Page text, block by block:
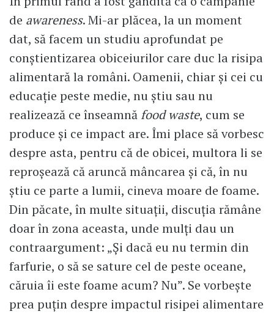
de awareness. Mi-ar plăcea, la un moment
dat, să facem un studiu aprofundat pe
conștientizarea obiceiurilor care duc la risipa
alimentară la români. Oamenii, chiar și cei cu
educație peste medie, nu știu sau nu
realizează ce înseamnă food waste, cum se
produce și ce impact are. Îmi place să vorbesc
despre asta, pentru că de obicei, multora li se
reproșează că aruncă mâncarea și că, în nu
știu ce parte a lumii, cineva moare de foame.
Din păcate, în multe situații, discuția rămâne
doar în zona aceasta, unde mulți dau un
contraargument: „Și dacă eu nu termin din
farfurie, o să se sature cel de peste oceane,
căruia îi este foame acum? Nu”. Se vorbește
prea puțin despre impactul risipei alimentare